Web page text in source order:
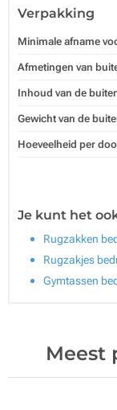
Verpakking
Minimale afname
Afmetingen van
Inhoud van de
Gewicht van de
Hoeveelheid per
Je kunt het
Rugzakken
Rugzakjes
Gymtassen
Meest